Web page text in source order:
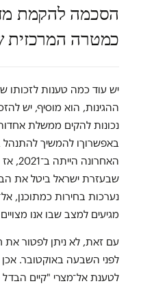
הסכמה להקמת
כמטרה המרכזית
יש עוד כמה טענות לזכותו
ההגינות, הוא מוסיף, יש
נכונות להקים ממשלת
באפשרוךו להמשיך
שבעזרת ישראל ביטל את
נערכות בחירות כמתוכנן,
מגיעים למצב שבו אנו
עם זאת, לא ניתן לפטור
לפני השבעה באוקטובר.
לטענת אל־מצרי "קיים